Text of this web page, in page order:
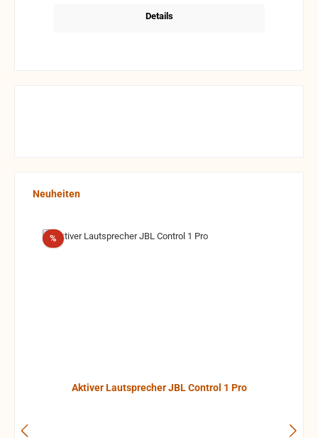
Details
Produktgalerie überspringen
Neuheiten
%Rabatt
Aktiver Lautsprecher JBL Control 1 Pro